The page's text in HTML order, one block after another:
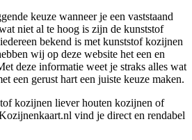
keuze wanneer je een vaststaand
niet al te hoog is zijn de kunststof
bekend is met kunststof kozijnen
wij op deze website het een en
deze informatie weet je straks alles wat
een gerust hart een juiste keuze maken.
kozijnen liever houten kozijnen of
vind je direct en rendabel